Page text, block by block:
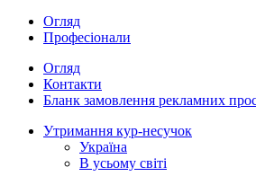
Огляд
Професіонали
Огляд
Контакти
Бланк замовлення рекламних
Утримання кур-несучок
Україна
В усьому світі